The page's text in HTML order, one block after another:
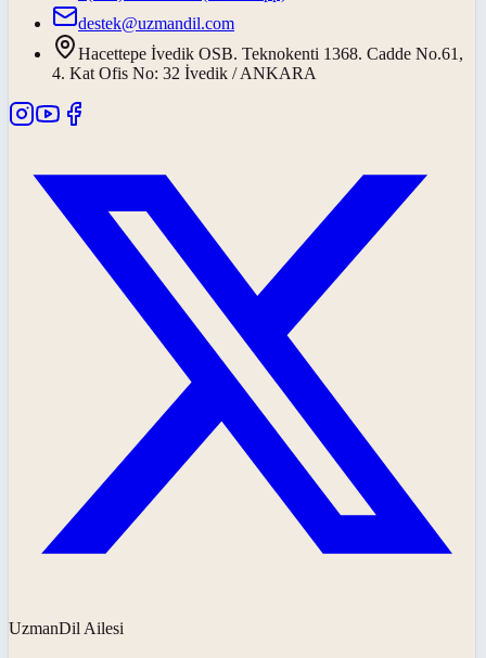
destek@uzmandil.com
Hacettepe İvedik OSB. Teknokenti 1368. Cadde No.61,
4. Kat Ofis No: 32 İvedik / ANKARA
UzmanDil Ailesi